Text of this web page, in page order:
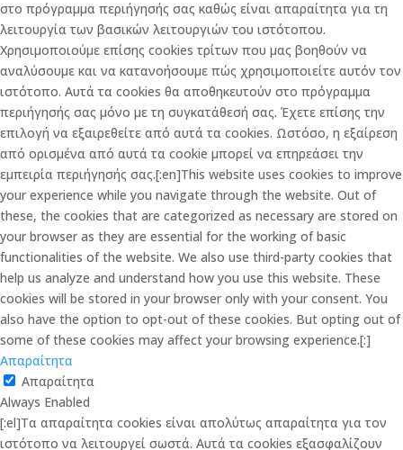
στο πρόγραμμα περιήγησής σας καθώς είναι απαραίτητα για τη
λειτουργία των βασικών λειτουργιών του ιστότοπου.
Χρησιμοποιούμε επίσης cookies τρίτων που μας βοηθούν να
αναλύσουμε και να κατανοήσουμε πώς χρησιμοποιείτε αυτόν τον
ιστότοπο. Αυτά τα cookies θα αποθηκευτούν στο πρόγραμμα
περιήγησής σας μόνο με τη συγκατάθεσή σας. Έχετε επίσης την
επιλογή να εξαιρεθείτε από αυτά τα cookies. Ωστόσο, η εξαίρεση
από ορισμένα από αυτά τα cookie μπορεί να επηρεάσει την
εμπειρία περιήγησής σας.[:en]This website uses cookies to improve
your experience while you navigate through the website. Out of
these, the cookies that are categorized as necessary are stored on
your browser as they are essential for the working of basic
functionalities of the website. We also use third-party cookies that
help us analyze and understand how you use this website. These
cookies will be stored in your browser only with your consent. You
also have the option to opt-out of these cookies. But opting out of
some of these cookies may affect your browsing experience.[:]
Απαραίτητα
Απαραίτητα
Always Enabled
[:el]Τα απαραίτητα cookies είναι απολύτως απαραίτητα για τον
ιστότοπο να λειτουργεί σωστά. Αυτά τα cookies εξασφαλίζουν